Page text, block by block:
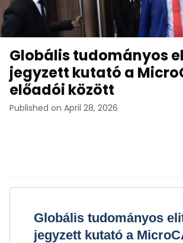
Globális tudományos
jegyzett kutató a
előadói között
Published on April 28, 2026
Globális tudományos
jegyzett kutató a